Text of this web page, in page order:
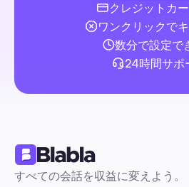
YouTubeクリエイタースタ
全ガイド。モデレーション
クフローの自動化
初心者に優しい自動化を第一と
再現可能な運営リズムへと移行
ステップバイステップの自動化
クレジットカ
ワンクリックで
数分で設定で
24時間サポ
すべての会話を収益に変えよう。